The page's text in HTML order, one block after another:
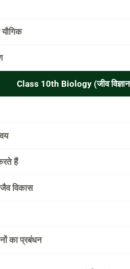
Class 10th Biology (जीव
हैं
विकास
का प्रबंधन